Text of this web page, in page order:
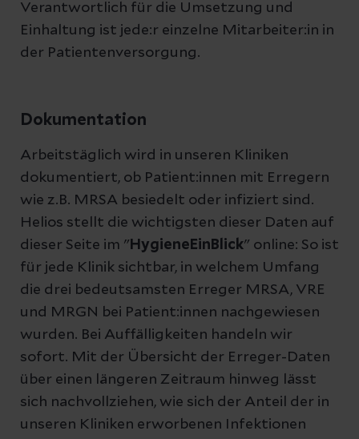
Verantwortlich für die Umsetzung und
Einhaltung ist jede:r einzelne Mitarbeiter:in in
der Patientenversorgung.
Dokumentation
Arbeitstäglich wird in unseren Kliniken
dokumentiert, ob Patient:innen mit Erregern
wie z.B. MRSA besiedelt oder infiziert sind.
Helios stellt die wichtigsten dieser Daten auf
dieser Seite im " HygieneEinBlick" online: So ist
für jede Klinik sichtbar, in welchem Umfang
die drei bedeutsamsten Erreger MRSA, VRE
und MRGN bei Patient:innen nachgewiesen
wurden. Bei Auffälligkeiten handeln wir
sofort. Mit der Übersicht der Erreger-Daten
über einen längeren Zeitraum hinweg lässt
sich nachvollziehen, wie sich der Anteil der in
unseren Kliniken erworbenen Infektionen